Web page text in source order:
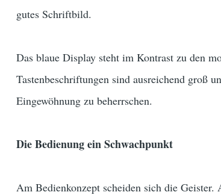
gutes Schriftbild.
Das blaue Display steht im Kontrast zu den
Tastenbeschriftungen sind ausreichend groß
Eingewöhnung zu beherrschen.
Die Bedienung ein Schwachpunkt
Am Bedienkonzept scheiden sich die